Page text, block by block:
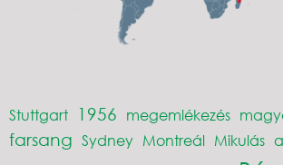
Stuttgart 1956 megemlékezés
farsang Sydney Montreál Mikulás